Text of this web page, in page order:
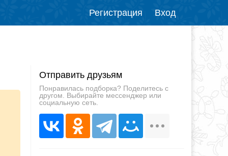
Регистрация Вход
Отправить друзьям
Понравилась подборка? Поделитесь с
другом. Выбирайте мессенджер или
социальную сеть.